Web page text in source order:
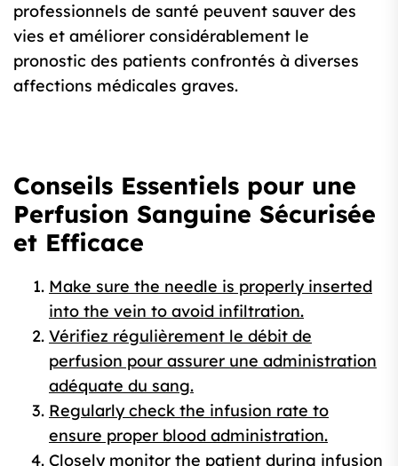
professionnels de santé peuvent sauver des
vies et améliorer considérablement le
pronostic des patients confrontés à diverses
affections médicales graves.
Conseils Essentiels pour une
Perfusion Sanguine Sécurisée
et Efficace
Make sure the needle is properly inserted
into the vein to avoid infiltration.
Vérifiez régulièrement le débit de
perfusion pour assurer une administration
adéquate du sang.
Regularly check the infusion rate to
ensure proper blood administration.
Closely monitor the patient during infusion